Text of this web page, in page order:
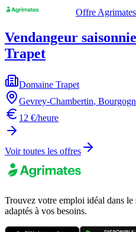
Offre Agrimates
Vendangeur
Trapet
Domaine Trapet
Gevrey-Chambertin,
12 €/heure
Voir toutes les offres
Trouvez votre emploi idéal dans
adaptés à vos besoins.